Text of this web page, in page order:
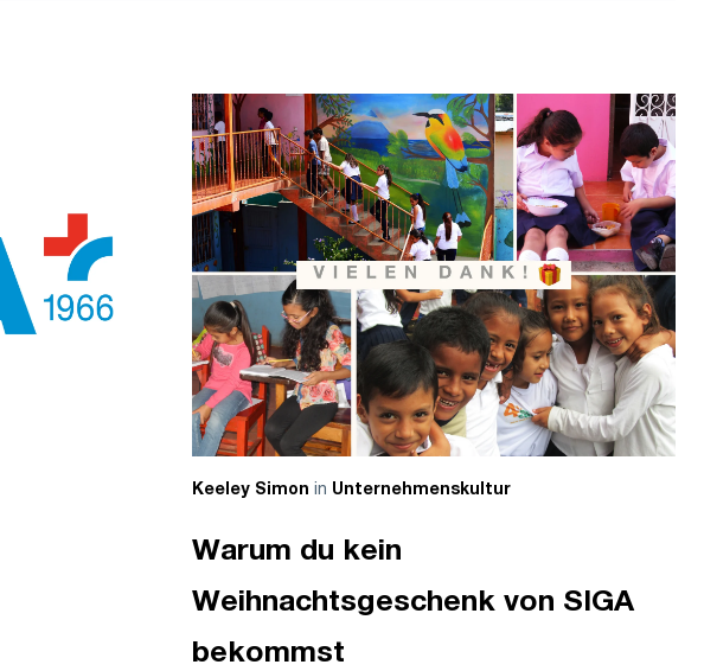
Keeley Simon in Unternehmenskultur
Warum du kein
Weihnachtsgeschenk von SIGA
bekommst